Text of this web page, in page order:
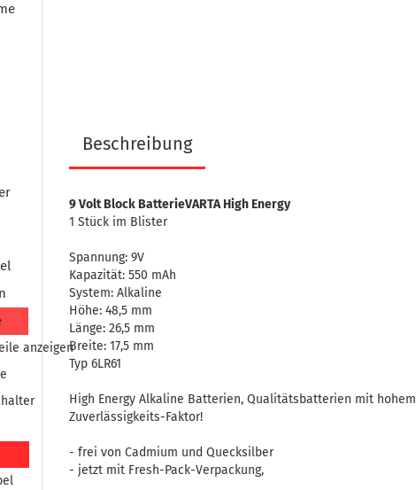
Beschreibung
9 Volt Block BatterieVARTA High Energy
1 Stück im Blister
Spannung: 9V
Kapazität: 550 mAh
System: Alkaline
Höhe: 48,5 mm
Länge: 26,5 mm
Breite: 17,5 mm
Typ 6LR61
High Energy Alkaline Batterien, Qualitätsbatterien mit hohem
Zuverlässigkeits-Faktor!
- frei von Cadmium und Quecksilber
- jetzt mit Fresh-Pack-Verpackung,
anzeigen